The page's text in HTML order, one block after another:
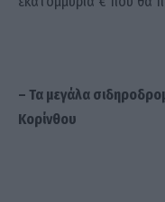
– Τα μεγάλα
Κορίνθου